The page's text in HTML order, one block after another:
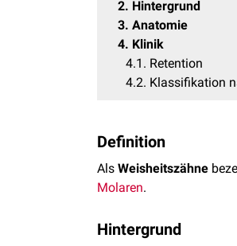
2 Hintergrund
3 Anatomie
4 Klinik
4.1
Retention
4.2 Klassifikation
Definition
Als Weisheitszähne
Molaren.
Hintergrund